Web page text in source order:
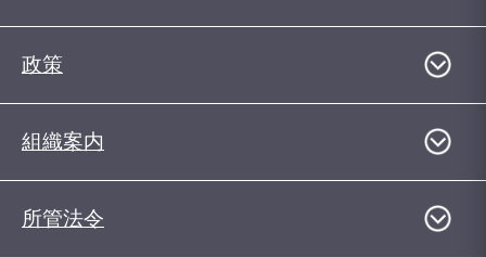
政策
組織案内
所管法令